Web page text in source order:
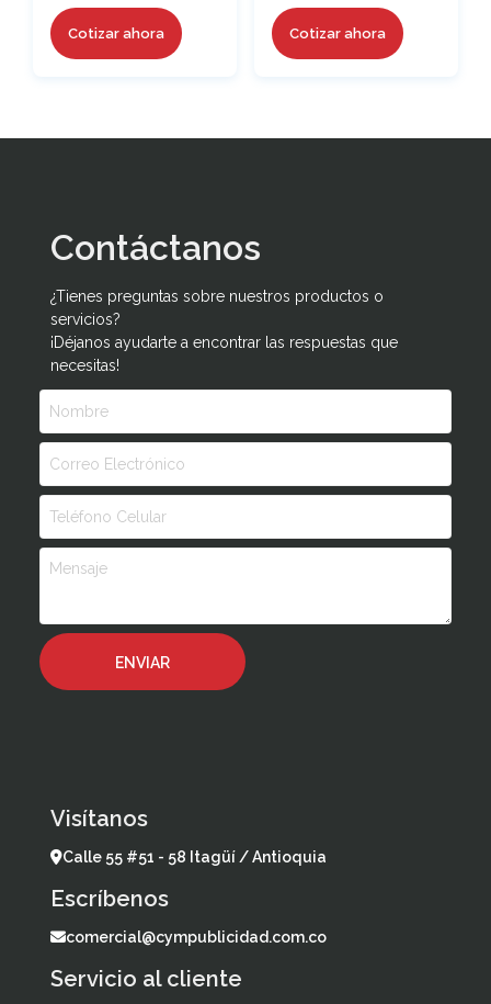
Cotizar ahora Cotizar ahora
Contáctanos
¿Tienes preguntas sobre nuestros productos o
servicios?
¡Déjanos ayudarte a encontrar las respuestas que
necesitas!
Visítanos
Calle 55 #51 - 58 Itagüí / Antioquia
Escríbenos
comercial@cympublicidad.com.co
Servicio al cliente